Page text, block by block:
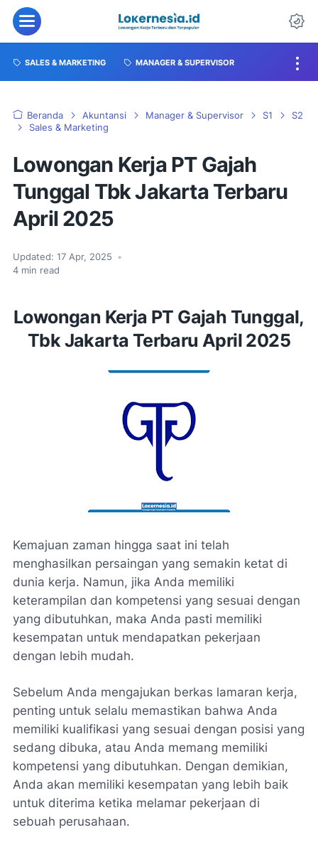
SALES & MARKETING MANAGER & SUPERVISOR
Beranda Akuntansi Manager & Supervisor S1
S2
Sales & Marketing
Lowongan Kerja PT Gajah
Tunggal Tbk Jakarta Terbaru
April 2025
Updated: 17 Apr, 2025
•
4 min read
Lowongan Kerja PT Gajah Tunggal,
Tbk Jakarta Terbaru April 2025
Kemajuan zaman hingga saat ini telah
menghasilkan persaingan yang semakin ketat di
dunia kerja. Namun, jika Anda memiliki
keterampilan dan kompetensi yang sesuai dengan
yang dibutuhkan, maka Anda pasti memiliki
kesempatan untuk mendapatkan pekerjaan
dengan lebih mudah.
Sebelum Anda mengajukan berkas lamaran kerja,
penting untuk selalu memastikan bahwa Anda
memiliki kualifikasi yang sesuai dengan posisi yang
sedang dibuka, atau Anda memang memiliki
kompetensi yang dibutuhkan. Dengan demikian,
Anda akan memiliki kesempatan yang lebih baik
untuk diterima ketika melamar pekerjaan di
sebuah perusahaan.